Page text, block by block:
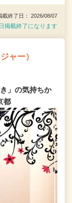
終了日： 2026/08/07
掲載終了になります
ャー）
」の気持ちか
都